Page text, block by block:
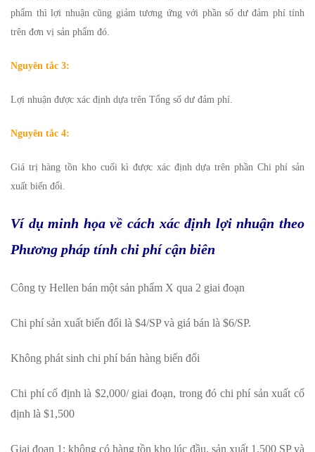
phẩm thì lợi nhuận cũng giảm tương ứng với phần số dư đảm phí tính
trên đơn vị sản phẩm đó.
Nguyên tắc 3:
Lợi nhuận được xác định dựa trên Tổng số dư đảm phí.
Nguyên tắc 4:
Giá trị hàng tồn kho cuối kì được xác định dựa trên phần Chi phí sản
xuất biến đổi.
Ví dụ minh họa về cách xác định lợi nhuận theo
Phương pháp tính chi phí cận biên
Công ty Hellen bán một sản phẩm X qua 2 giai đoạn
Chi phí sản xuất biến đổi là $4/SP và giá bán là $6/SP.
Không phát sinh chi phí bán hàng biến đổi
Chi phí cố định là $2,000/ giai đoạn, trong đó chi phí sản xuất cố
định là $1,500
Giai đoạn 1: không có hàng tồn kho lúc đầu, sản xuất 1,500 SP và